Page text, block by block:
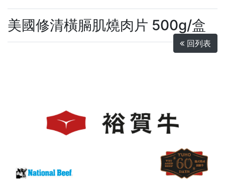
美國修清橫膈肌燒肉片 500g/盒
回列表